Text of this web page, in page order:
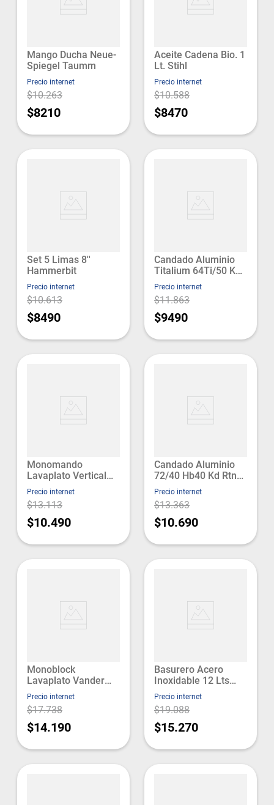
Mango Ducha Neue-
Spiegel Taumm
Precio internet
$10.263
$8210
Aceite Cadena Bio. 1
Lt. Stihl
Precio internet
$10.588
$8470
Set 5 Limas 8''
Hammerbit
Precio internet
$10.613
$8490
Candado Aluminio
Titalium 64Ti/50 Kd
Blister Abus
Precio internet
$11.863
$9490
Monomando
Lavaplato Vertical
Plumber Cincinati
(20ci5603000)
Mosaico
Precio internet
$13.113
$10.490
Candado Aluminio
72/40 Hb40 Kd Rtn
Azul Abus
Precio internet
$13.363
$10.690
Monoblock
Lavaplato Vander
Taumm
Precio internet
$17.738
$14.190
Basurero Acero
Inoxidable 12 Lts
Taumm
Precio internet
$19.088
$15.270